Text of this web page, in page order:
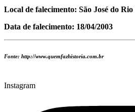
Local de falecimento: São José do
Data de falecimento: 18/04/2003
Fonte: http://www.quemfazhistoria.com.br
Instagram